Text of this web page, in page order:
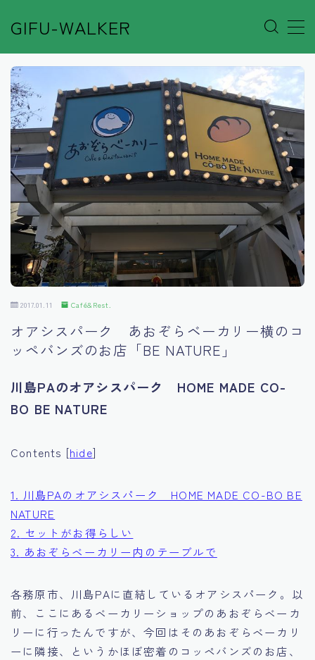
GIFU-WALKER
MENU
Author’s Voice
Café&Rest.
Event
Go out
Others
Tourism
2017.01.11 Café&Rest.
オアシスパーク あおぞらベーカリー横のコ
ッペバンズのお店「BE NATURE」
川島PAのオアシスパーク HOME MADE CO-
BO BE NATURE
Contents [hide]
1. 川島PAのオアシスパーク HOME MADE CO-BO BE
NATURE
2. セットがお得らしい
3. あおぞらベーカリー内のテーブルで
各務原市、川島PAに直結しているオアシスパーク。以
前、ここにあるベーカリーショップのあおぞらベーカ
リーに行ったんですが、今回はそのあおぞらベーカリ
ーに隣接、というかほぼ密着のコッペバンズのお店、